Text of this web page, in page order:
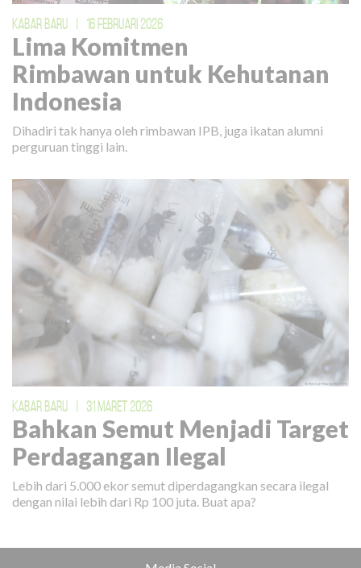
KABAR BARU | 16 FEBRUARI 2026
Lima Komitmen
Rimbawan untuk Kehutanan
Indonesia
Dihadiri tak hanya oleh rimbawan IPB, juga ikatan alumni
perguruan tinggi lain.
KABAR BARU 31 MARET 2026
Bahkan Semut Menjadi Target
Perdagangan Ilegal
Lebih dari 5.000 ekor semut diperdagangkan secara ilegal
dengan nilai lebih dari Rp 100 juta. Buat apa?